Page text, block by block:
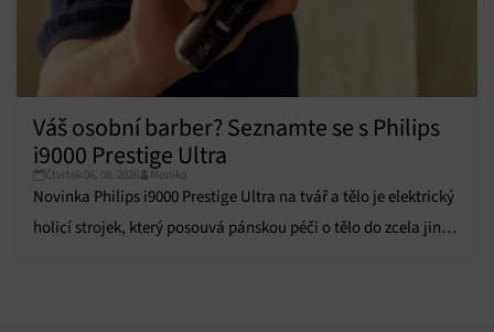
Váš osobní barber? Seznamte se s Philips
i9000 Prestige Ultra
Čtvrtek 06. 08. 2026 Monika
Novinka Philips i9000 Prestige Ultra na tvář a tělo je elektrický
holicí strojek, který posouvá pánskou péči o tělo do zcela jiné